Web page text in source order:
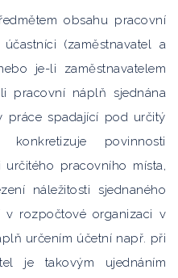
obsahu pracovní
(zaměstnavatel a
je-li zaměstnavatelem
pracovní náplň sjednána
práce spadající pod určitý
povinnosti
pracovního místa,
náležitosti sjednaného
rozpočtové organizaci v
určením účetní např. při
je takovým ujednáním